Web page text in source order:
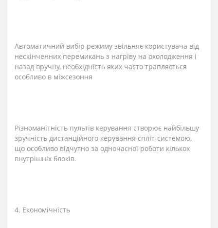
Автоматичний вибір режиму звільняє користувача від
нескінченних перемикань з нагріву на охолодження і
назад вручну, необхідність яких часто трапляється
особливо в міжсезоння
Різноманітність пультів керування створює найбільшу
зручність дистанційного керування спліт-системою,
що особливо відчутно за одночасної роботи кількох
внутрішніх блоків.
4. Економічність